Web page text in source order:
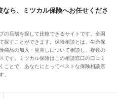
ら、ミツカル保険へお任せくださ
の店舗を探して比較できるサイトです。全国
探すことができます。保険相談とは、生命保
商品の加入・見直しについて相談し、複数の
です。ミツカル保険はこの相談窓口の口コミ
ことで、あなたにとってベストな保険相談窓
。